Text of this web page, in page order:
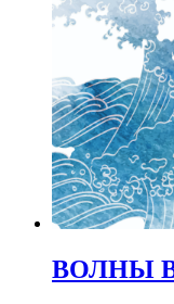
ВОЛНЫ